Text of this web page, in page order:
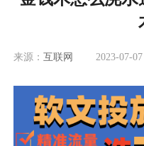
来源： 互联网 2023-07-